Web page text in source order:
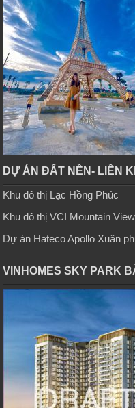
DỰ ÁN ĐẤT NỀN- LIỀN
Khu đô thị Lạc Hồng Phúc
Khu đô thị VCI Mountain View
Dự án Hateco Apollo Xuân
VINHOMES SKY PARK